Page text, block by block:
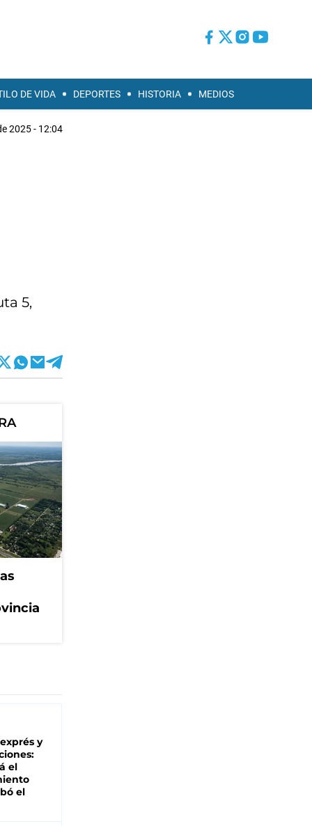
DE VIDA DEPORTES HISTORIA MEDIOS
2025 - 12:04
5,
y
el
el